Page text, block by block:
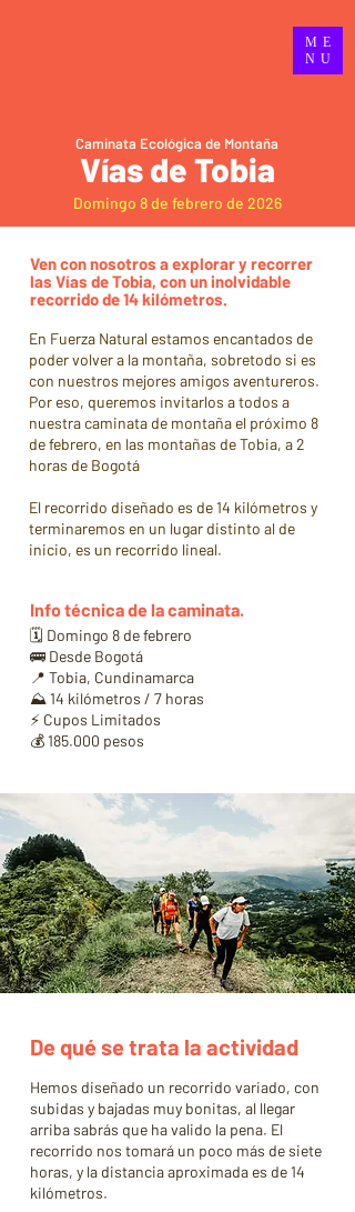
ME
NU
Caminata Ecológica de Montaña
Vías de Tobia
Domingo 8 de febrero de 2026
Ven con nosotros a explorar y recorrer
las Vías de Tobia, con un inolvidable
recorrido de 14 kilómetros.
En Fuerza Natural estamos encantados de
poder volver a la montaña, sobretodo si es
con nuestros mejores amigos aventureros.
Por eso, queremos invitarlos a todos a
nuestra caminata de montaña el próximo 8
de febrero, en las montañas de Tobia, a 2
horas de Bogotá
El recorrido diseñado es de 14 kilómetros y
terminaremos en un lugar distinto al de
inicio, es un recorrido lineal.
Info técnica de la caminata.
🗓️ Domingo 8 de febrero
🚌 Desde Bogotá
📍 Tobia, Cundinamarca
⛰️ 14 kilómetros / 7 horas
⚡ Cupos Limitados
💰 185.000 pesos
De qué se trata la actividad
Hemos diseñado un recorrido variado, con
subidas y bajadas muy bonitas, al llegar
arriba sabrás que ha valido la pena. El
recorrido nos tomará un poco más de siete
horas, y la distancia aproximada es de 14
kilómetros.